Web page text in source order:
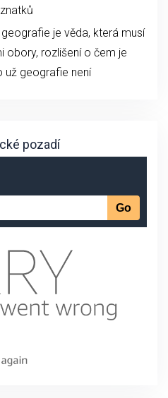
je věda, která musí
obory, rozlišení o čem je
už geografie není
pozadí